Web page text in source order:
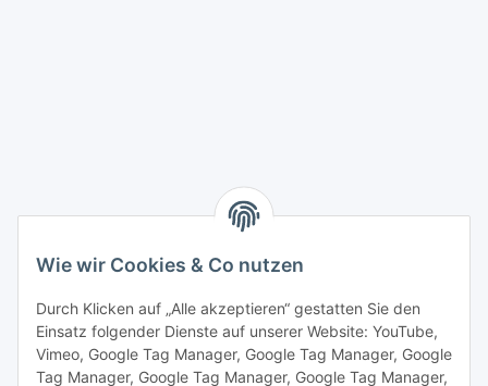
Wie wir Cookies & Co nutzen
Durch Klicken auf „Alle akzeptieren“ gestatten Sie den
Einsatz folgender Dienste auf unserer Website: YouTube,
Vimeo, Google Tag Manager, Google Tag Manager, Google
Tag Manager, Google Tag Manager, Google Tag Manager,